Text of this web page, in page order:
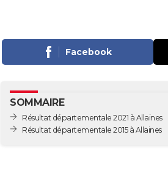
Facebook
SOMMAIRE
Résultat départementale 2021 à Allaines
Résultat départementale 2015 à Allaines